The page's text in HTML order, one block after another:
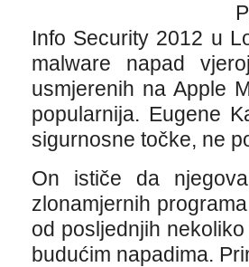
Info Security 2012 u
malware napad
usmjerenih na Apple
popularnija. Eugene
sigurnosne točke, ne
On ističe da
zlonamjernih
od posljednjih
budućim napadima.